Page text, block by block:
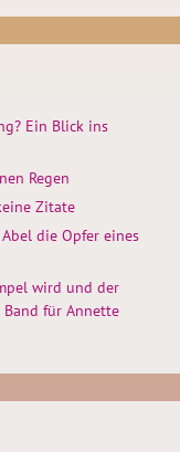
Ein Blick ins
Regen
Zitate
Abel die Opfer eines
wird und der
Band für Annette